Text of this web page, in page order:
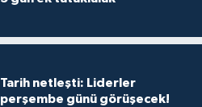
Tarih netleşti: Liderler
perşembe günü görüşecek!